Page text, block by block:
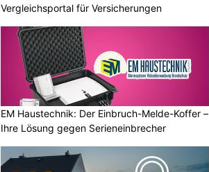
Vergleichsportal für Versicherungen
EM Haustechnik: Der Einbruch-Melde-Koffer –
Ihre Lösung gegen Serieneinbrecher